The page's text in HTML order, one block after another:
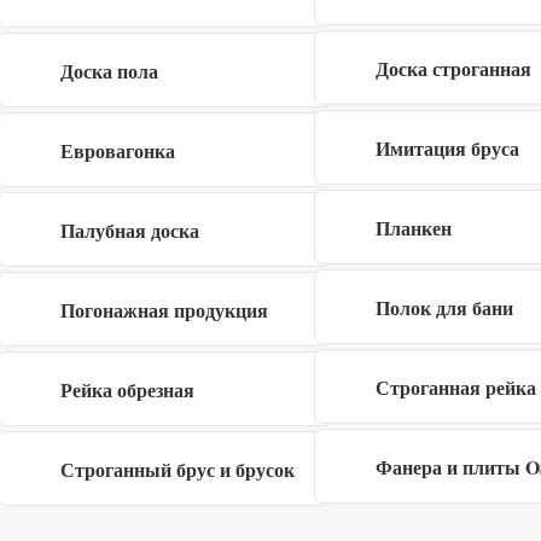
Доска пола Доска строганная
Евровагонка Имитация бруса
Палубная доска Планкен
Погонажная продукция Полок для бани
Рейка обрезная Строганная рейка
Строганный брус и брусок Фанера и плиты
конфиденциальности
Заполните форму
Я даю согласие на обработку своих
персональных данных в рамкахполитики